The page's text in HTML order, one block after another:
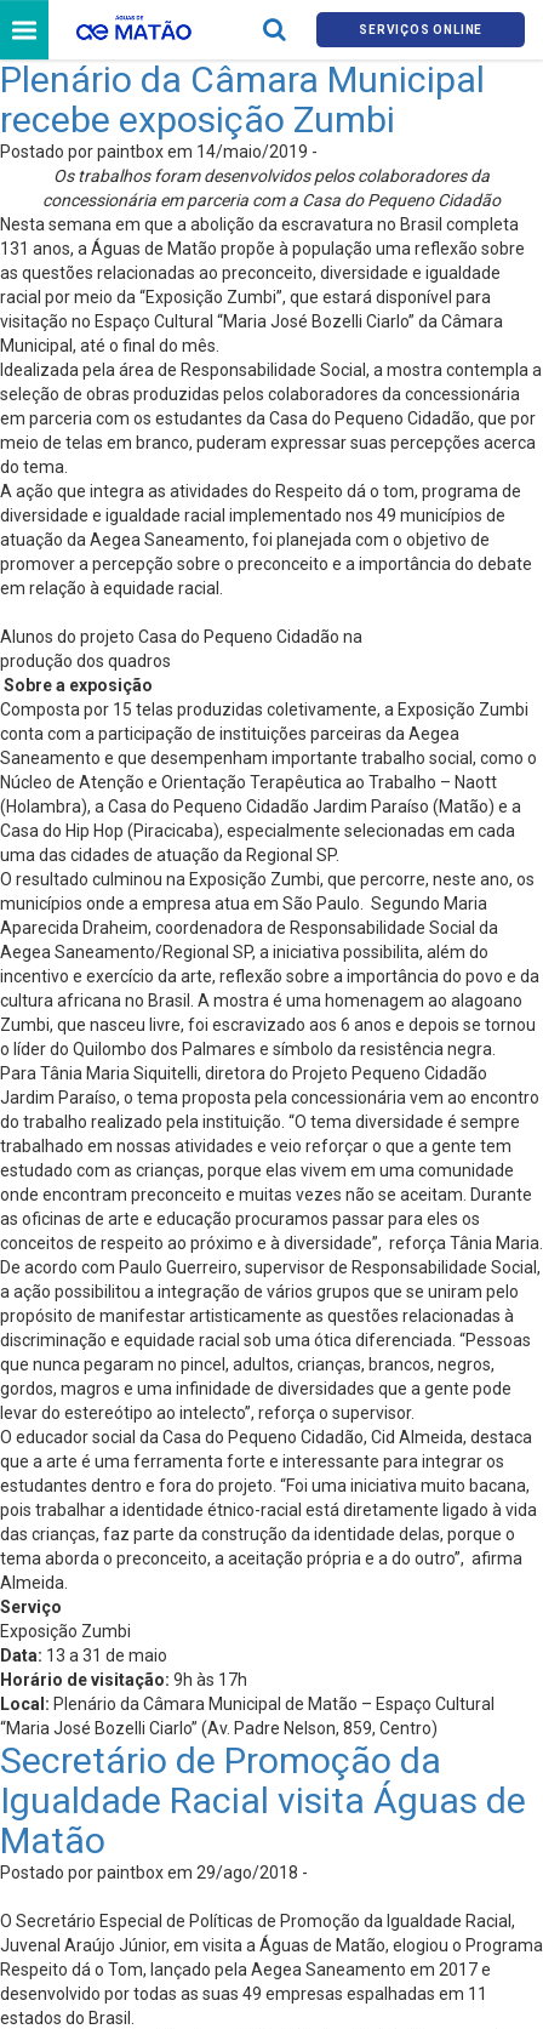
SERVIÇOS ONLINE
Plenário da Câmara Municipal
recebe exposição Zumbi
Postado por paintbox em 14/maio/2019 -
Os trabalhos foram desenvolvidos pelos colaboradores da
concessionária em parceria com a Casa do Pequeno Cidadão
Nesta semana em que a abolição da escravatura no Brasil completa
131 anos, a Águas de Matão propõe à população uma reflexão sobre
as questões relacionadas ao preconceito, diversidade e igualdade
racial por meio da “Exposição Zumbi”, que estará disponível para
visitação no Espaço Cultural “Maria José Bozelli Ciarlo” da Câmara
Municipal, até o final do mês.
Idealizada pela área de Responsabilidade Social, a mostra contempla a
seleção de obras produzidas pelos colaboradores da concessionária
em parceria com os estudantes da Casa do Pequeno Cidadão, que por
meio de telas em branco, puderam expressar suas percepções acerca
do tema.
A ação que integra as atividades do Respeito dá o tom, programa de
diversidade e igualdade racial implementado nos 49 municípios de
atuação da Aegea Saneamento, foi planejada com o objetivo de
promover a percepção sobre o preconceito e a importância do debate
em relação à equidade racial.
Alunos do projeto Casa do Pequeno Cidadão na
produção dos quadros
Sobre a exposição
Composta por 15 telas produzidas coletivamente, a Exposição Zumbi
conta com a participação de instituições parceiras da Aegea
Saneamento e que desempenham importante trabalho social, como o
Núcleo de Atenção e Orientação Terapêutica ao Trabalho – Naott
(Holambra), a Casa do Pequeno Cidadão Jardim Paraíso (Matão) e a
Casa do Hip Hop (Piracicaba), especialmente selecionadas em cada
uma das cidades de atuação da Regional SP.
O resultado culminou na Exposição Zumbi, que percorre, neste ano, os
municípios onde a empresa atua em São Paulo. Segundo Maria
Aparecida Draheim, coordenadora de Responsabilidade Social da
Aegea Saneamento/Regional SP, a iniciativa possibilita, além do
incentivo e exercício da arte, reflexão sobre a importância do povo e da
cultura africana no Brasil. A mostra é uma homenagem ao alagoano
Zumbi, que nasceu livre, foi escravizado aos 6 anos e depois se tornou
o líder do Quilombo dos Palmares e símbolo da resistência negra.
Para Tânia Maria Siquitelli, diretora do Projeto Pequeno Cidadão
Jardim Paraíso, o tema proposta pela concessionária vem ao encontro
do trabalho realizado pela instituição. “O tema diversidade é sempre
trabalhado em nossas atividades e veio reforçar o que a gente tem
estudado com as crianças, porque elas vivem em uma comunidade
onde encontram preconceito e muitas vezes não se aceitam. Durante
as oficinas de arte e educação procuramos passar para eles os
conceitos de respeito ao próximo e à diversidade”, reforça Tânia Maria.
De acordo com Paulo Guerreiro, supervisor de Responsabilidade Social,
a ação possibilitou a integração de vários grupos que se uniram pelo
propósito de manifestar artisticamente as questões relacionadas à
discriminação e equidade racial sob uma ótica diferenciada. “Pessoas
que nunca pegaram no pincel, adultos, crianças, brancos, negros,
gordos, magros e uma infinidade de diversidades que a gente pode
levar do estereótipo ao intelecto”, reforça o supervisor.
O educador social da Casa do Pequeno Cidadão, Cid Almeida, destaca
que a arte é uma ferramenta forte e interessante para integrar os
estudantes dentro e fora do projeto. “Foi uma iniciativa muito bacana,
pois trabalhar a identidade étnico-racial está diretamente ligado à vida
das crianças, faz parte da construção da identidade delas, porque o
tema aborda o preconceito, a aceitação própria e a do outro”, afirma
Almeida.
Serviço
Exposição Zumbi
Data: 13 a 31 de maio
Horário de visitação: 9h às 17h
Local: Plenário da Câmara Municipal de Matão – Espaço Cultural
“Maria José Bozelli Ciarlo” (Av. Padre Nelson, 859, Centro)
Secretário de Promoção da
Igualdade Racial visita Águas de
Matão
Postado por paintbox em 29/ago/2018 -
O Secretário Especial de Políticas de Promoção da Igualdade Racial,
Juvenal Araújo Júnior, em visita a Águas de Matão, elogiou o Programa
Respeito dá o Tom, lançado pela Aegea Saneamento em 2017 e
desenvolvido por todas as suas 49 empresas espalhadas em 11
estados do Brasil.